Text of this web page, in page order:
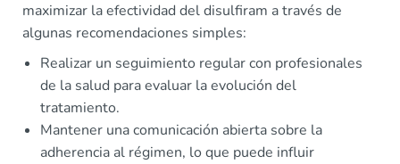
maximizar la efectividad del disulfiram a través de
algunas recomendaciones simples:
Realizar un seguimiento regular con profesionales
de la salud para evaluar la evolución del
tratamiento.
Mantener una comunicación abierta sobre la
adherencia al régimen, lo que puede influir